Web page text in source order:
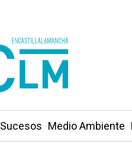
Sucesos Medio Ambiente